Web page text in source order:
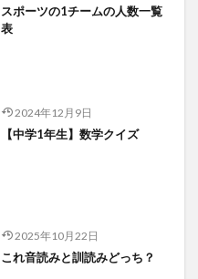
スポーツの1チームの人数一覧
表
2024年12月9日
【中学1年生】数学クイズ
2025年10月22日
これ音読みと訓読みどっち？